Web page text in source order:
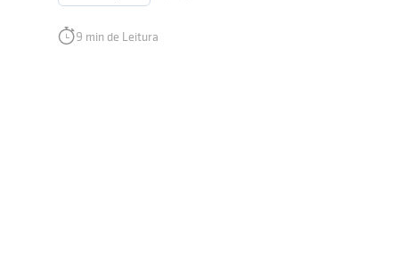
9 min de Leitura